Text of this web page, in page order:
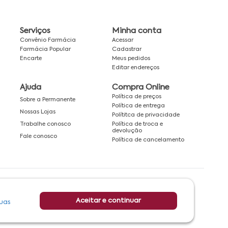
Aceitar e continuar
Serviços
Convênio Farmácia
Farmácia Popular
Encarte
Minha conta
Acessar
Cadastrar
Meus pedidos
Editar endereços
Ajuda
Sobre a Permanente
Nossas Lojas
Trabalhe conosco
Fale conosco
Compra Online
Política de preços
Política de entrega
Polítitca de privacidade
Política de troca e
devolução
Política de cancelamento